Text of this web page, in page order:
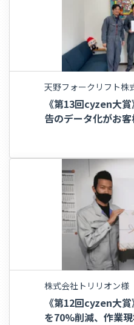
天野フォークリフト株
《第13回cyzen大
告のデータ化がお
株式会社トリリオン様
《第12回cyzen大
を70%削減、作業